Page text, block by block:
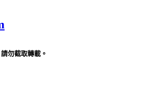
勿截取轉載。